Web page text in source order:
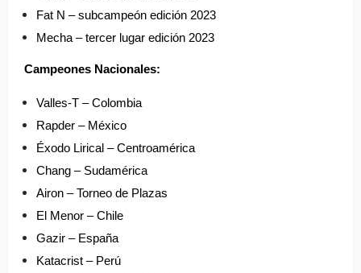
Fat N – subcampeón edición 2023
Mecha – tercer lugar edición 2023
Campeones Nacionales:
Valles-T – Colombia
Rapder – México
Éxodo Lirical – Centroamérica
Chang – Sudamérica
Airon – Torneo de Plazas
El Menor – Chile
Gazir – España
Katacrist – Perú